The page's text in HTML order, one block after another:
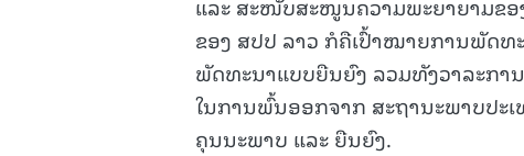
ແລະ ສະໜັບສະໜູນຄວາມພະຍາຍາມຂ
ຂອງ ສປປ ລາວ ກໍຄືເປົ້າໝາຍການພັດທ
ພັດທະນາແບບຍືນຍົງ ລວມທັງວາລະກ
ໃນການພົ້ນອອກຈາກ ສະຖານະພາບປະ
ຄຸນນະພາບ ແລະ ຍືນຍົງ.